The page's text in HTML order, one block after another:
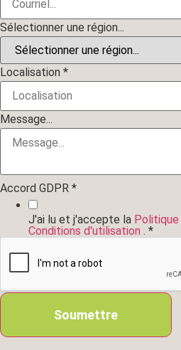
Sélectionner une région...
Localisation *
Message...
Accord GDPR *
J'ai lu et j'accepte la
Conditions d'utilisation . *
Soumettre